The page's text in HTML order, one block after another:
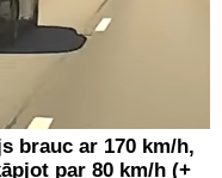
brauc ar 170 km/h,
par 80 km/h (+